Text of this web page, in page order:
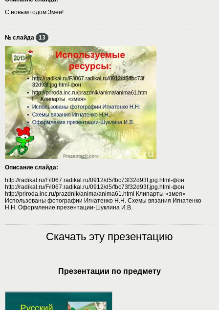
С новым годом Змеи!
№ слайда 13
Описание слайда:
http://radikal.ru/F/i067.radikal.ru/0912/d5/fbc73f32d93f.jpg.html-фон
http://radikal.ru/F/i067.radikal.ru/0912/d5/fbc73f32d93f.jpg.html-фон
http://priroda.inc.ru/prazdnik/anima/anima61.html Клипарты «змея»
Использованы фотографии Игнатенко Н.Н. Схемы вязания Игнатенко
Н.Н. Оформление презентации-Шуклина И.В.
Скачать эту презентацию
Презентации по предмету